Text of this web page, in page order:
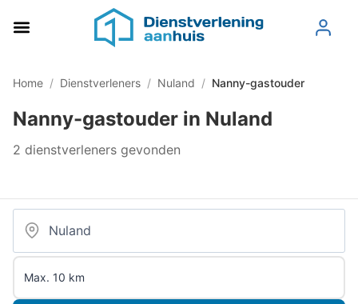
Home / Dienstverleners / Nuland / Nanny-gastouder
Nanny-gastouder in Nuland
2 dienstverleners gevonden